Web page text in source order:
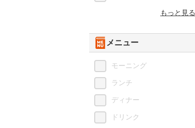
もっと見る
メニュー
モーニング
ランチ
ディナー
ドリンク